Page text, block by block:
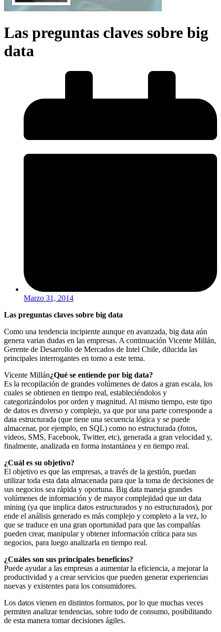
Las preguntas claves sobre big
data
Marzo 31, 2014
Las preguntas claves sobre big data
Como una tendencia incipiente aunque en avanzada, big data aún
genera varias dudas en las empresas. A continuación Vicente Millán,
Gerente de Desarrollo de Mercados de Intel Chile, dilucida las
principales interrogantes en torno a este tema.
Vicente Millán¿Qué se entiende por big data?
Es la recopilación de grandes volúmenes de datos a gran escala, los
cuales se obtienen en tiempo real, estableciéndolos y
categorizándolos por orden y magnitud. Al mismo tiempo, este tipo
de datos es diverso y complejo, ya que por una parte corresponde a
data estructurada (que tiene una secuencia lógica y se puede
almacenar, por ejemplo, en SQL) como no estructurada (fotos,
videos, SMS, Facebook, Twitter, etc), generada a gran velocidad y,
finalmente, analizada en forma instantánea y en tiempo real.
¿Cuál es su objetivo?
El objetivo es que las empresas, a través de la gestión, puedan
utilizar toda esta data almacenada para que la toma de decisiones de
sus negocios sea rápida y oportuna. Big data maneja grandes
volúmenes de información y de mayor complejidad que un data
mining (ya que implica datos estructurados y no estructurados), por
ende el análisis generado es más complejo y completo a la vez, lo
que se traduce en una gran oportunidad para que las compañías
pueden crear, manipular y obtener información crítica para sus
negocios, para luego analizarla en tiempo real.
¿Cuáles son sus principales beneficios?
Puede ayudar a las empresas a aumentar la eficiencia, a mejorar la
productividad y a crear servicios que pueden generar experiencias
nuevas y existentes para los consumidores.
Los datos vienen en distintos formatos, por lo que muchas veces
permiten analizar tendencias, sobre todo de consumo, posibilitando
de esta manera tomar decisiones ágiles.